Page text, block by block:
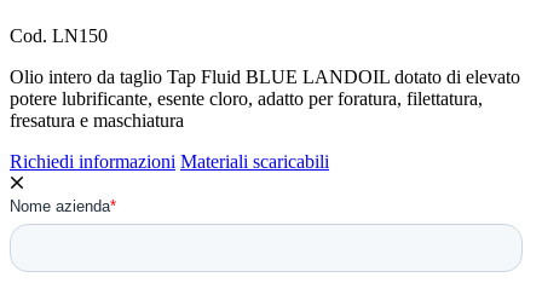
Cod. LN150
Olio intero da taglio Tap Fluid BLUE LANDOIL dotato di elevato
potere lubrificante, esente cloro, adatto per foratura, filettatura,
fresatura e maschiatura
Richiedi informazioni Materiali scaricabili